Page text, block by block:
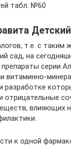
табл. №60
т.е. с таким
сад, на
серии
витаминно-
разработке
отрицательные
влияющих
к одной